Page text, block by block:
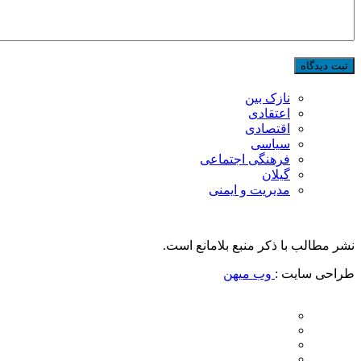
نازک بین
اعتقادی
اقتصادی
سیاسی
فرهنگی اجتماعی
گیلان
مدیریت و ایمنی
نشر مطالب با ذکر منبع بلامانع است.
طراحی سایت : وب میهن